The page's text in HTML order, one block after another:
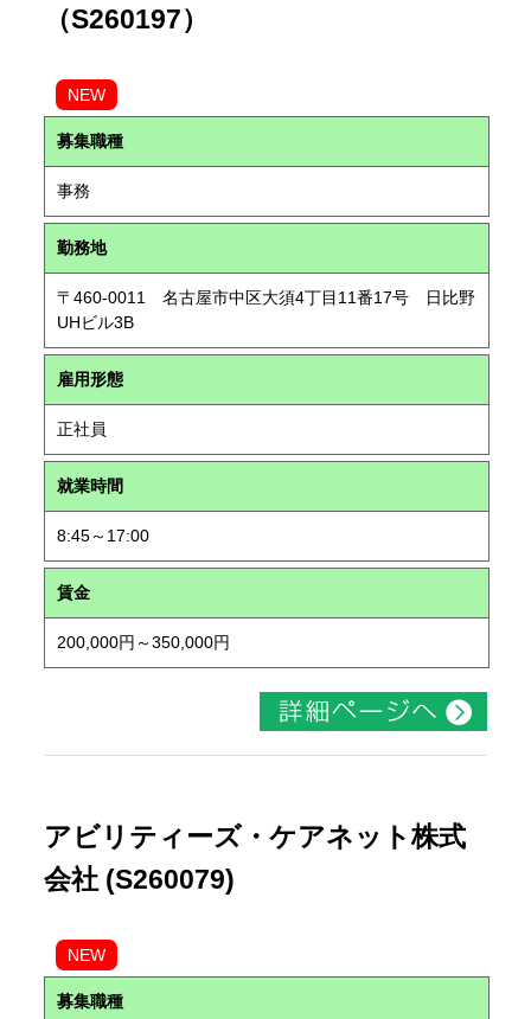
（S260197）
NEW
募集職種
事務
勤務地
〒460-0011 名古屋市中区大須4丁目11番17号 日比野
UHビル3B
雇用形態
正社員
就業時間
8:45～17:00
賃金
200,000円～350,000円
アビリティーズ・ケアネット株式
会社 (S260079)
NEW
募集職種